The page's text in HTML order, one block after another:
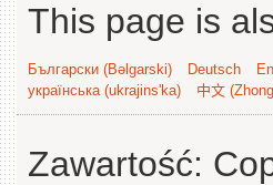
This page is
Български (Bəlgarski) Deutsch
українська (ukrajins'ka)
中文
Zawartość: